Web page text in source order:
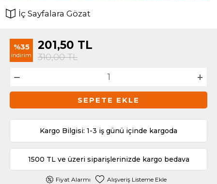
İç Sayfalara Gözat
%35
indirim
201,50 TL
310,00TL
SEPETE EKLE
Kargo Bilgisi: 1-3 iş günü içinde kargoda
1500 TL ve üzeri siparişlerinizde kargo bedava
Fiyat Alarmı Alışveriş Listeme Ekle